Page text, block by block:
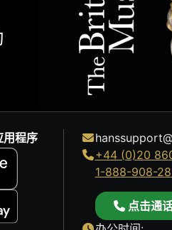
程序
+44 (0)20
1-888-908-
点击通